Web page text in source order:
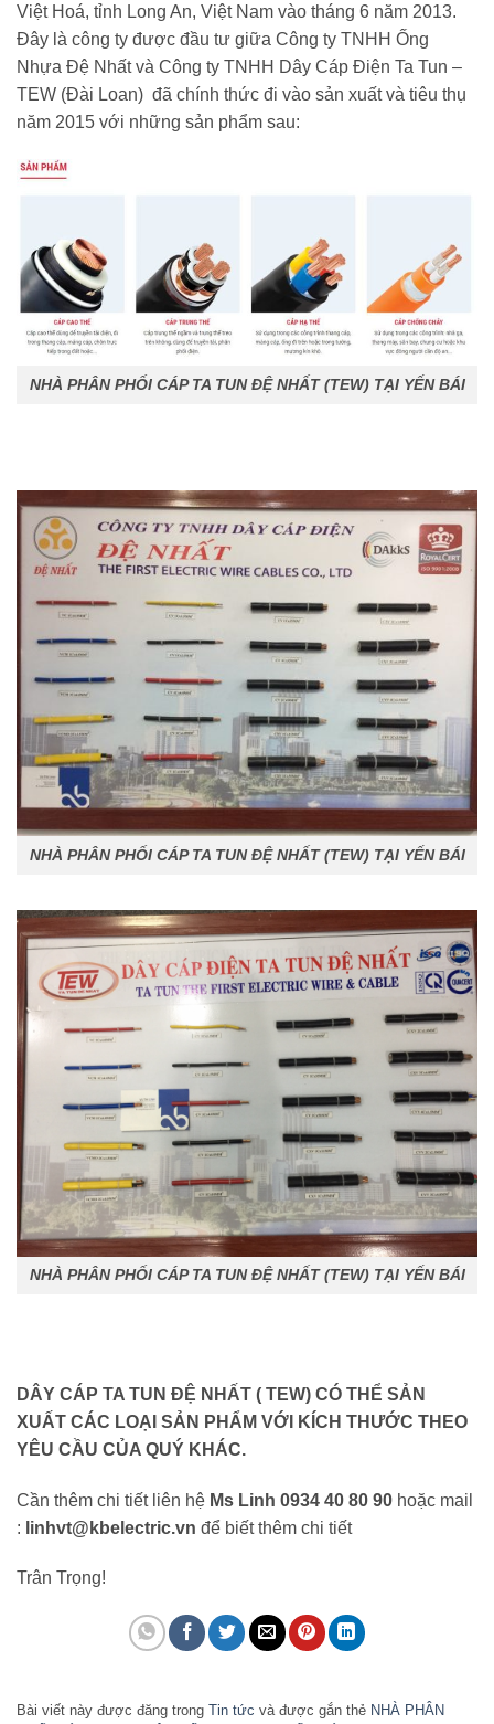
Việt Hoá, tỉnh Long An, Việt Nam vào tháng 6 năm 2013.
Đây là công ty được đầu tư giữa Công ty TNHH Ống
Nhựa Đệ Nhất và Công ty TNHH Dây Cáp Điện Ta Tun –
TEW (Đài Loan) đã chính thức đi vào sản xuất và tiêu thụ
năm 2015 với những sản phẩm sau:
NHÀ PHÂN PHỐI CÁP TA TUN ĐỆ NHẤT (TEW) TẠI YẾN BÁI
NHÀ PHÂN PHỐI CÁP TA TUN ĐỆ NHẤT (TEW) TẠI YẾN BÁI
NHÀ PHÂN PHỐI CÁP TA TUN ĐỆ NHẤT (TEW) TẠI YẾN BÁI
DÂY CÁP TA TUN ĐỆ NHẤT ( TEW) CÓ THỂ SẢN
XUẤT CÁC LOẠI SẢN PHẨM VỚI KÍCH THƯỚC THEO
YÊU CẦU CỦA QUÝ KHÁC.
Cần thêm chi tiết liên hệ Ms Linh 0934 40 80 90 hoặc mail
: linhvt@kbelectric.vn để biết thêm chi tiết
Trân Trọng!
Bài viết này được đăng trong Tin tức và được gắn thẻ NHÀ PHÂN